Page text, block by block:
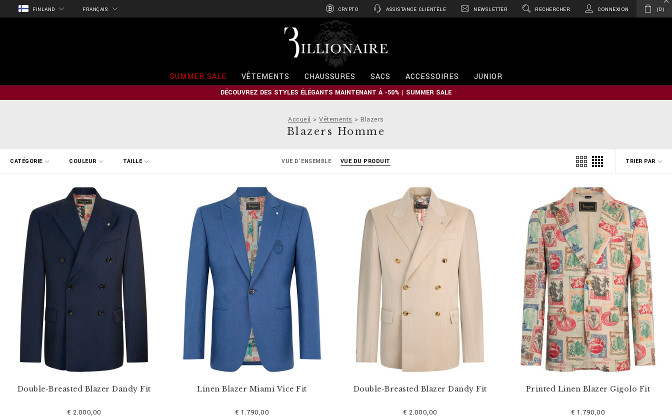
FINLAND FRANÇAIS CRYPTO ASSISTANCE CLIENTÈLE NEWSLETTER RECHERCHER CONNEXION 0
l
o
n
a
SUMMER SALE VÊTEMENTS CHAUSSURES SACS ACCESSOIRES JUNIOR
DÉCOUVREZ DES STYLES ÉLÉGANTS MAINTENANT À -50% | SUMMER SALE
Accueil Vêtements Blazers
Blazers Homme
TRIER PAR
CATÉGORIE COULEUR TAILLE VUE D'ENSEMBLE VUE DU PRODUIT
Double-Breasted Blazer Dandy Fit
€ 2.000,00
Linen Blazer Miami Vice Fit
€ 1.790,00
Double-Breasted Blazer Dandy Fit
€ 2.000,00
Printed Linen Blazer Gigolo Fit
€ 1.790,00